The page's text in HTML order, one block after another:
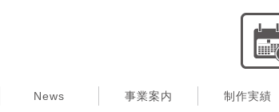
News 事業案内 制作実績